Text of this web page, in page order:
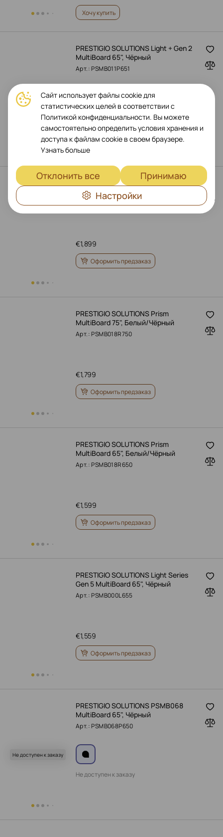
Хочу купить
PRESTIGIO SOLUTIONS Light + Gen 2
MultiBoard 65", Чёрный
Арт.: PSMB011P651
1,939
€
PRESTIGIO SOLUTIONS Light Series
Gen 5 MultiBoard 75", Чёрный
Арт.: PSMB000L755
1,899
€
Оформить предзаказ
PRESTIGIO SOLUTIONS Prism
MultiBoard 75", Белый/Чёрный
Арт.: PSMB018R750
1,799
€
Оформить предзаказ
PRESTIGIO SOLUTIONS Prism
MultiBoard 65", Белый/Чёрный
Арт.: PSMB018R650
1,599
€
Оформить предзаказ
PRESTIGIO SOLUTIONS Light Series
Gen 5 MultiBoard 65", Чёрный
Арт.: PSMB000L655
1,559
€
Оформить предзаказ
Не доступен к заказу
PRESTIGIO SOLUTIONS PSMB068
MultiBoard 65", Чёрный
Арт.: PSMB068P650
Не доступен к заказу
Сайт использует файлы cookie для
статистических целей в соответствии с
Политикой конфиденциальности. Вы можете
самостоятельно определить условия хранения и
доступа к файлам cookie в своем браузере.
Узнать больше
Отклонить все
Принимаю
Настройки